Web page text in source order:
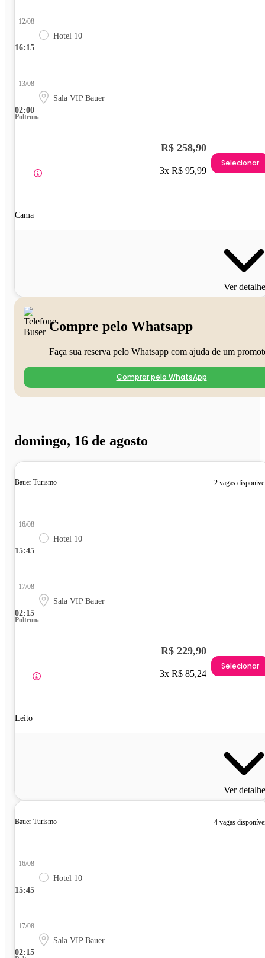
16:15
12/08
Hotel 10
02:00
13/08
Sala VIP Bauer
Poltrona
Cama
R$ 258,90
3x R$ 95,99
Selecionar
Ver
Compre pelo Whatsapp
Faça sua reserva pelo Whatsapp com ajuda de um
Comprar pelo WhatsApp
domingo, 16 de agosto
Bauer Turismo 2 vagas
15:45
16/08
Hotel 10
02:15
17/08
Sala VIP Bauer
Poltrona
Leito
R$ 229,90
3x R$ 85,24
Selecionar
Ver
Bauer Turismo 4 vagas
15:45
16/08
Hotel 10
02:15
17/08
Sala VIP Bauer